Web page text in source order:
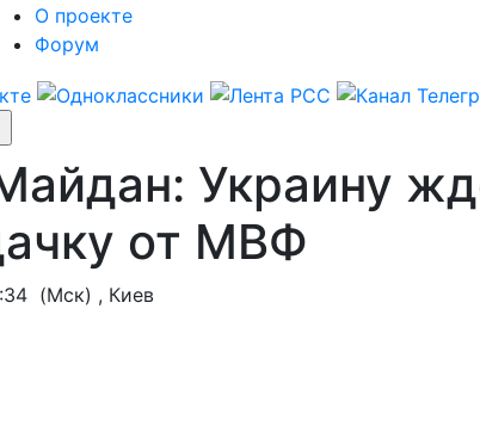
О проекте
Форум
Украину
от МВФ
(Мск) , Киев